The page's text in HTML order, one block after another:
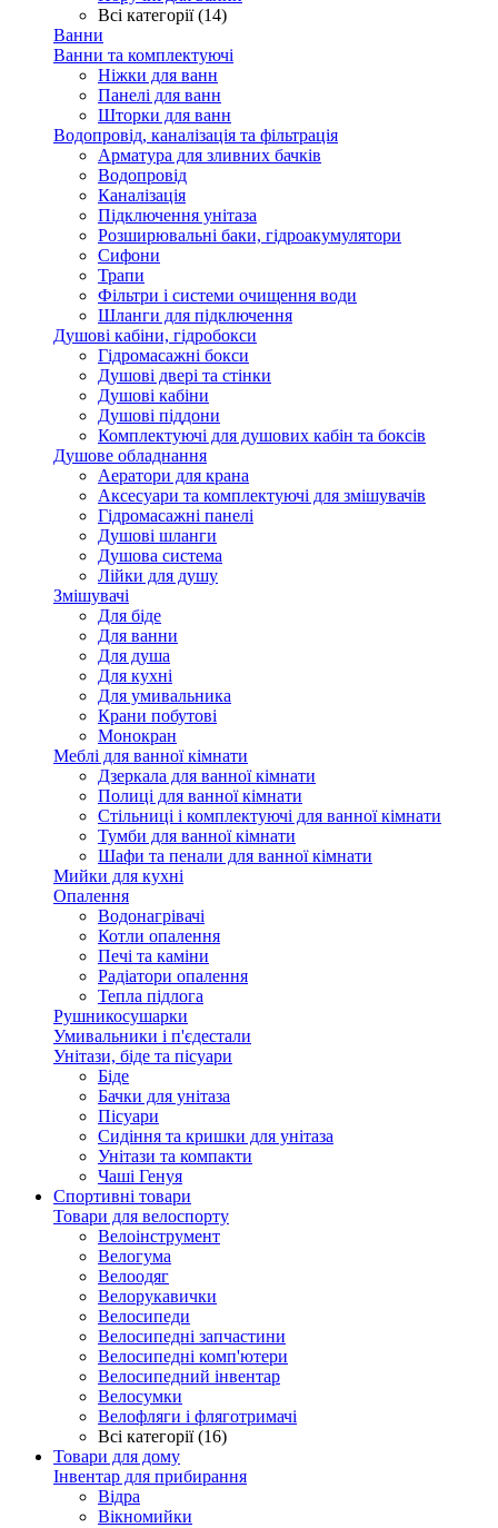
Всі категорії (14)
Ванни
Ванни та комплектуючі
Ніжки для ванн
Панелі для ванн
Шторки для ванн
Водопровід, каналізація та фільтрація
Арматура для зливних бачків
Водопровід
Каналізація
Підключення унітаза
Розширювальні баки, гідроакумулятори
Сифони
Трапи
Фільтри і системи очищення води
Шланги для підключення
Душові кабіни, гідробокси
Гідромасажні бокси
Душові двері та стінки
Душові кабіни
Душові піддони
Комплектуючі для душових кабін та боксів
Душове обладнання
Аератори для крана
Аксесуари та комплектуючі для змішувачів
Гідромасажні панелі
Душові шланги
Душова система
Лійки для душу
Змішувачі
Для біде
Для ванни
Для душа
Для кухні
Для умивальника
Крани побутові
Монокран
Меблі для ванної кімнати
Дзеркала для ванної кімнати
Полиці для ванної кімнати
Стільниці і комплектуючі для ванної кімнати
Тумби для ванної кімнати
Шафи та пенали для ванної кімнати
Мийки для кухні
Опалення
Водонагрівачі
Котли опалення
Печі та каміни
Радіатори опалення
Тепла підлога
Рушникосушарки
Умивальники і п'єдестали
Унітази, біде та пісуари
Біде
Бачки для унітаза
Пісуари
Сидіння та кришки для унітаза
Унітази та компакти
Чаші Генуя
Спортивні товари
Товари для велоспорту
Велоінструмент
Велогума
Велоодяг
Велорукавички
Велосипеди
Велосипедні запчастини
Велосипедні комп'ютери
Велосипедний інвентар
Велосумки
Велофляги і фляготримачі
Всі категорії (16)
Товари для дому
Інвентар для прибирання
Відра
Вікномийки